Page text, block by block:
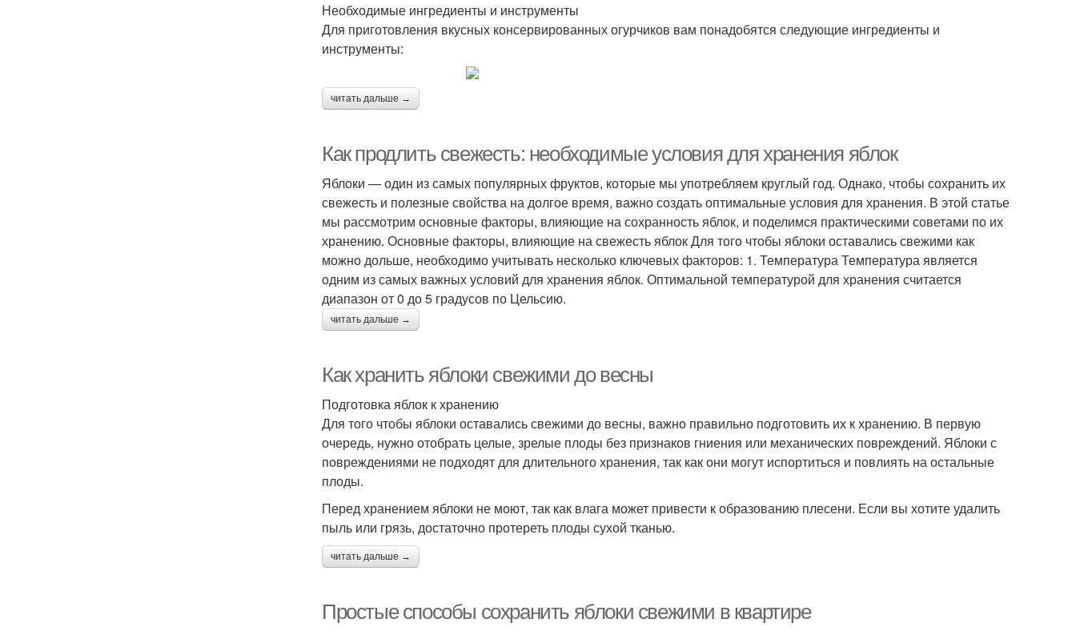
Необходимые ингредиенты и инструменты
Для приготовления вкусных консервированных огурчиков вам понадобятся следующие ингредиенты и
инструменты:
читать дальше →
Как продлить свежесть: необходимые условия для хранения яблок
Яблоки — один из самых популярных фруктов, которые мы употребляем круглый год. Однако, чтобы сохранить их
свежесть и полезные свойства на долгое время, важно создать оптимальные условия для хранения. В этой статье
мы рассмотрим основные факторы, влияющие на сохранность яблок, и поделимся практическими советами по их
хранению. Основные факторы, влияющие на свежесть яблок Для того чтобы яблоки оставались свежими как
можно дольше, необходимо учитывать несколько ключевых факторов: 1. Температура Температура является
одним из самых важных условий для хранения яблок. Оптимальной температурой для хранения считается
диапазон от 0 до 5 градусов по Цельсию.
читать дальше →
Как хранить яблоки свежими до весны
Подготовка яблок к хранению
Для того чтобы яблоки оставались свежими до весны, важно правильно подготовить их к хранению. В первую
очередь, нужно отобрать целые, зрелые плоды без признаков гниения или механических повреждений. Яблоки с
повреждениями не подходят для длительного хранения, так как они могут испортиться и повлиять на остальные
плоды.
Перед хранением яблоки не моют, так как влага может привести к образованию плесени. Если вы хотите удалить
пыль или грязь, достаточно протереть плоды сухой тканью.
читать дальше →
Простые способы сохранить яблоки свежими в квартире